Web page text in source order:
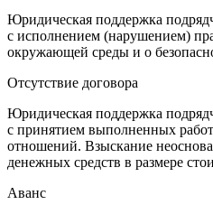
Юридическая поддержка
с исполнением (нарушением)
окружающей среды и о
Отсутствие договора
Юридическая поддержка
с принятием выполненных
отношений. Взыскание
денежных средств в размере
Аванс